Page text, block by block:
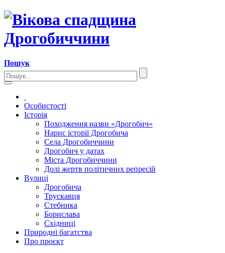
Пошук
Особистості
Історія
Походження назви «Дрогобич»
Нарис історії Дрогобича
Села Дрогобиччини
Дрогобич у датах
Міста Дрогобиччини
Долі жертв політичних репресій
Вулиці
Дрогобича
Трускавця
Стебника
Борислава
Східниці
Природні багатства
Про проєкт